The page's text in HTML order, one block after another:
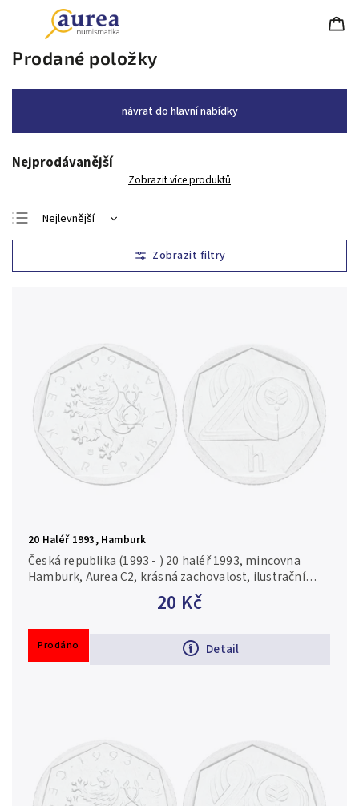
Prodané položky
návrat do hlavní nabídky
Nejprodávanější
Zobrazit více produktů
Nejlevnější
Nejdražší
Nejprodávanější
20 Haléř 1993, Hamburk
20 Kč
Detail
Česká republika (1993 - ) 20 haléř 1993, mincovna
Hamburk, Aurea C2, krásná zachovalost, ilustrační
Prodáno